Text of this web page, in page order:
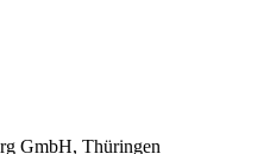
GmbH, Thüringen